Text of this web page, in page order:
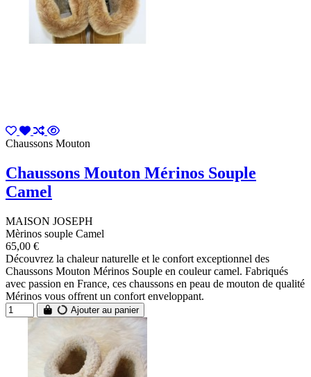
Chaussons Mouton
Chaussons Mouton Mérinos Souple
Camel
MAISON JOSEPH
Mèrinos souple Camel
65,00 €
Découvrez la chaleur naturelle et le confort exceptionnel des
Chaussons Mouton Mérinos Souple en couleur camel. Fabriqués
avec passion en France, ces chaussons en peau de mouton de qualité
Mérinos vous offrent un confort enveloppant.
Ajouter au panier